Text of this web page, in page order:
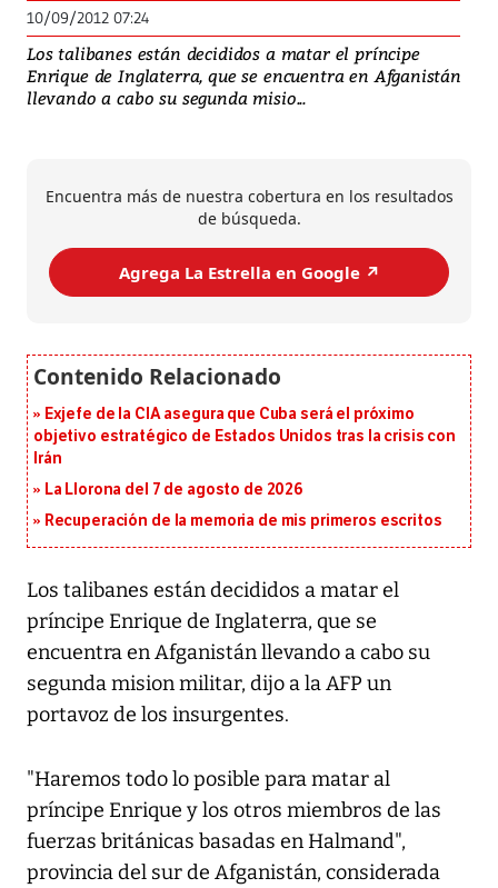
10/09/2012 07:24
Los talibanes están decididos a matar el príncipe
Enrique de Inglaterra, que se encuentra en Afganistán
llevando a cabo su segunda misio...
Encuentra más de nuestra cobertura en los resultados
de búsqueda.
Agrega La Estrella en Google ↗️
Exjefe de la CIA asegura que Cuba será el próximo
objetivo estratégico de Estados Unidos tras la crisis con
Irán
La Llorona del 7 de agosto de 2026
Recuperación de la memoria de mis primeros escritos
Los talibanes están decididos a matar el
príncipe Enrique de Inglaterra, que se
encuentra en Afganistán llevando a cabo su
segunda mision militar, dijo a la AFP un
portavoz de los insurgentes.
"Haremos todo lo posible para matar al
príncipe Enrique y los otros miembros de las
fuerzas británicas basadas en Halmand",
provincia del sur de Afganistán, considerada